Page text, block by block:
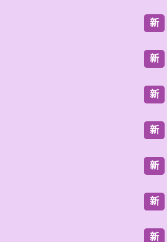
新
新
新
新
新
新
新